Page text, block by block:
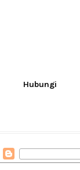
Hubungi